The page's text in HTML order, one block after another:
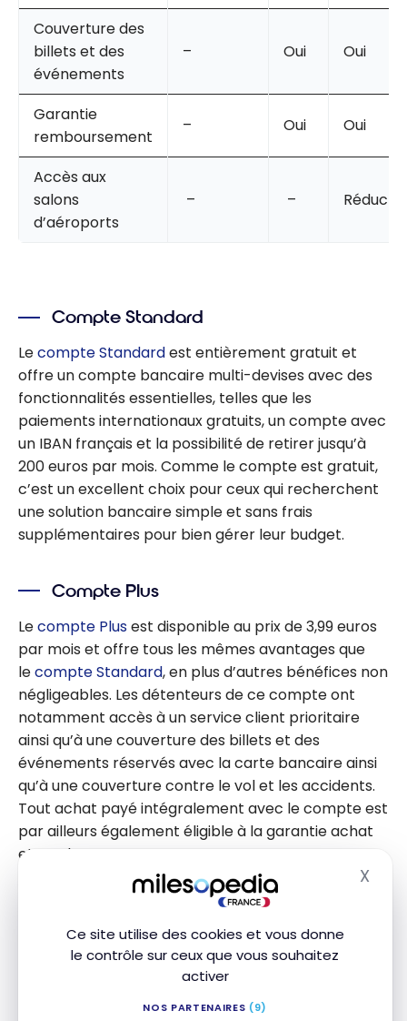
Ce site utilise des cookies et vous donne
le contrôle sur ceux que vous souhaitez
activer
NOS PARTENAIRES (9)
X
Couverture des
billets et des
événements
– Oui Oui
Garantie
remboursement
– Oui Oui
Accès aux
salons
d’aéroports
– –
Compte Standard
Lecompte Standardest entièrement gratuit et
offre un compte bancaire multi-devises avec des
fonctionnalités essentielles, telles que les
paiements internationaux gratuits, un compte avec
un IBAN français et la possibilité de retirer jusqu’à
200 euros par mois. Comme le compte est gratuit,
c’est un excellent choix pour ceux qui recherchent
une solution bancaire simple et sans frais
supplémentaires pour bien gérer leur budget.
Compte Plus
Lecompte Plusest disponible au prix de 3,99 euros
par mois et offre tous les mêmes avantages que
lecompte Standard, en plus d’autres bénéfices non
négligeables. Les détenteurs de ce compte ont
notamment accès à un service client prioritaire
ainsi qu’à une couverture des billets et des
événements réservés avec la carte bancaire ainsi
qu’à une couverture contre le vol et les accidents.
Tout achat payé intégralement avec le compte est
par ailleurs également éligible à la garantie achat
et remboursement.
compte Premiumest proposé au prix de 10,99
euros par mois et offre des avantages plus étendus